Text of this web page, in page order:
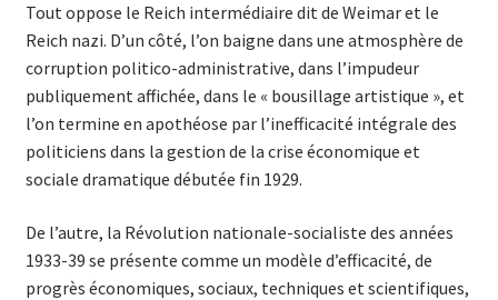
Tout oppose le Reich intermédiaire dit de Weimar et le
Reich nazi. D’un côté, l’on baigne dans une atmosphère de
corruption politico-administrative, dans l’impudeur
publiquement affichée, dans le « bousillage artistique », et
l’on termine en apothéose par l’inefficacité intégrale des
politiciens dans la gestion de la crise économique et
sociale dramatique débutée fin 1929.
De l’autre, la Révolution nationale-socialiste des années
1933-39 se présente comme un modèle d’efficacité, de
progrès économiques, sociaux, techniques et scientifiques,